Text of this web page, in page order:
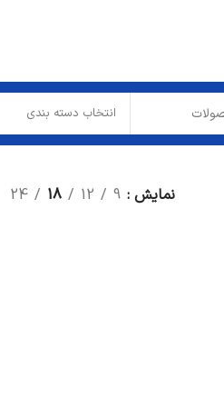
انتخاب دسته بندی
نمایش 9
12
18
24